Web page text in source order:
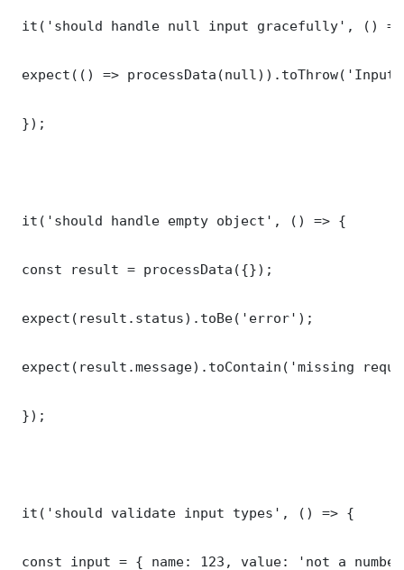
it('should handle null input gracefully', ()
expect(() =>
});
it('should handle empty object', () => {
const result = processData({});
expect(result.status).toBe('error');
expect(result.message).toContain('missing
});
it('should validate input types', () => {
const input = { name: 123, value: 'not a